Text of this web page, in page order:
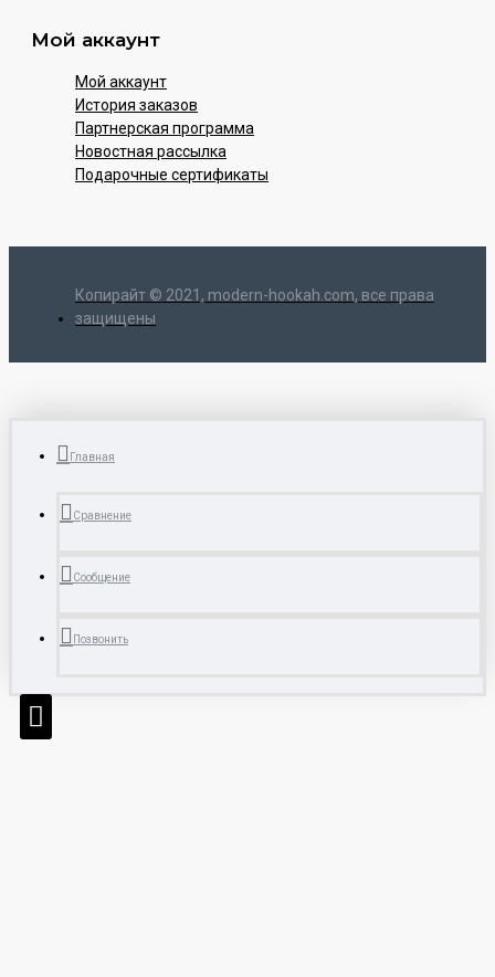
Мой аккаунт
Мой аккаунт
История заказов
Партнерская программа
Новостная рассылка
Подарочные сертификаты
Копирайт © 2021, modern-hookah.com, все права
защищены
Главная
Сравнение
Сообщение
Позвонить